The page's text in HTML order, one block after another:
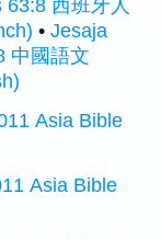
63:8 西班牙人
• Jesaja
中國語文
Asia Bible
Asia Bible